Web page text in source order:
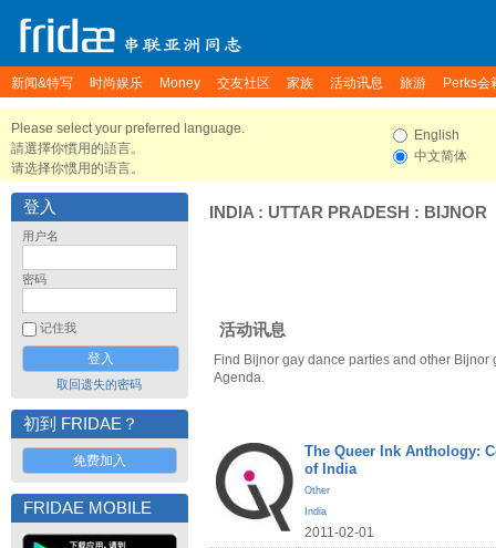
新闻&特写 时尚娱乐 Money 交友社区 家族 活动讯息 旅游 Perks会
Please select your preferred language.
請選擇你慣用的語言。
请选择你惯用的语言。
English
中文简体
登入
用户名
密码
记住我
取回遗失的密码
初到 FRIDAE？
免费加入
FRIDAE MOBILE
INDIA : UTTAR PRADESH : BIJNOR
活动讯息
Find Bijnor gay dance parties and other
Agenda.
The Queer Ink Anthology:
of India
Other
India
2011-02-01